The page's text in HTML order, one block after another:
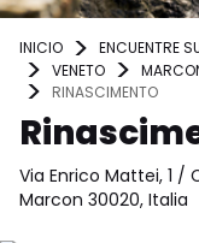
INICIO ENCUENTRE
VENETO
RINASCIMENTO
Via Enrico Mattei, 1 /
Marcon 30020, Italia